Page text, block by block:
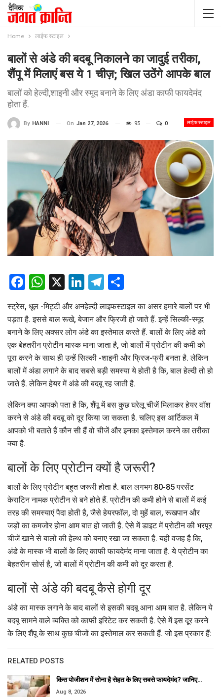
Home लाईफ स्टाइल
बालों से अंडे की बदबू निकालने का जादुई तरीका,
शैंपू में मिलाएं बस ये 1 चीज़; खिल उठेंगे आपके बाल
बालों को हेल्दी,शाइनी और स्मूद बनाने के लिए अंडा काफी फायदेमंद
होता हैं.
लाईफ स्टाइल
By HANNI On Jan 27, 2026 95 0
Facebook
WhatsApp
X LinkedIn
Telegram
स्ट्रेस, धूल -मिट्टी और अनहेल्दी लाइफस्टाइल का असर हमारे बालों पर भी
पड़ता है. इससे बाल रूखे, बेजान और फ्रिजी हो जाते हैं. इन्हें सिल्की-स्मूद
बनाने के लिए अक्सर लोग अंडे का इस्तेमाल करते हैं. बालों के लिए अंडे को
एक बेहतरीन प्रोटीन मास्क माना जाता है, जो बालों में प्रोटीन की कमी को
पूरा करने के साथ ही उन्हें सिल्की -शाइनी और फ्रिज-फ्री बनता है. लेकिन
बालों में अंडा लगाने के बाद सबसे बड़ी समस्या ये होती है कि, बाल हेल्दी तो हो
जाते हैं. लेकिन हेयर में अंडे की बदबू रह जाती है.
लेकिन क्या आपको पता है कि, शैंपू में बस कुछ घरेलू चीजें मिलाकर हेयर वॉश
करने से अंडे की बदबू को दूर किया जा सकता है. चलिए इस आर्टिकल में
आपको भी बताते हैं कौन सी हैं वो चीजें और इनका इस्तेमाल करने का तरीका
क्या है.
बालों के लिए प्रोटीन क्यों है जरूरी?
बालों के लिए प्रोटीन बहुत जरूरी होता है. बाल लगभग 80-85 परसेंट
केराटिन नामक प्रोटीन से बने होते हैं. प्रोटीन की कमी होने से बालों में कई
तरह की समस्याएं पैदा होती है, जैसे हेयरफॉल, दो मुहें बाल, रूखपान और
जड़ों का कमजोर होना आम बात हो जाती है. ऐसे में डाइट में प्रोटीन की भरपूर
चीजें खाने से बालों की हेल्थ को बनाए रखा जा सकता है. यही वजह है कि,
अंडे के मास्क भी बालों के लिए काफी फायदेमंद माना जाता है. ये प्रोटीन का
बेहतरीन सोर्स है, जो बालों में प्रोटीन की कमी को दूर करता है.
बालों से अंडे की बदबू कैसे होगी दूर
अंडे का मास्क लगाने के बाद बालों से इसकी बदबू आना आम बात है. लेकिन ये
बदबू सामने वाले व्यक्ति को काफी इरिटेट कर सकती है. ऐसे में इस दूर करने
के लिए शैंपू के साथ कुछ चीजों का इस्तेमाल कर सकती हैं. जो इस प्रकार हैं:
RELATED POSTS
किस पोजीशन में सोना है सेहत के लिए सबसे फायदेमंद? जानिए…
Aug 8, 2026